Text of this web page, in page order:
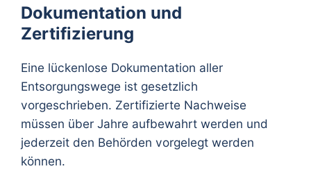
Dokumentation und
Zertifizierung
Eine lückenlose Dokumentation aller
Entsorgungswege ist gesetzlich
vorgeschrieben. Zertifizierte Nachweise
müssen über Jahre aufbewahrt werden und
jederzeit den Behörden vorgelegt werden
können.